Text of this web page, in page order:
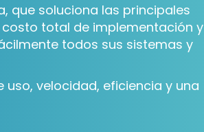
que soluciona las principales
total de implementación y
todos sus sistemas y
uso, velocidad, eficiencia y una